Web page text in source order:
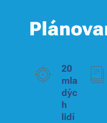
20
mla
dýc
h
lidí